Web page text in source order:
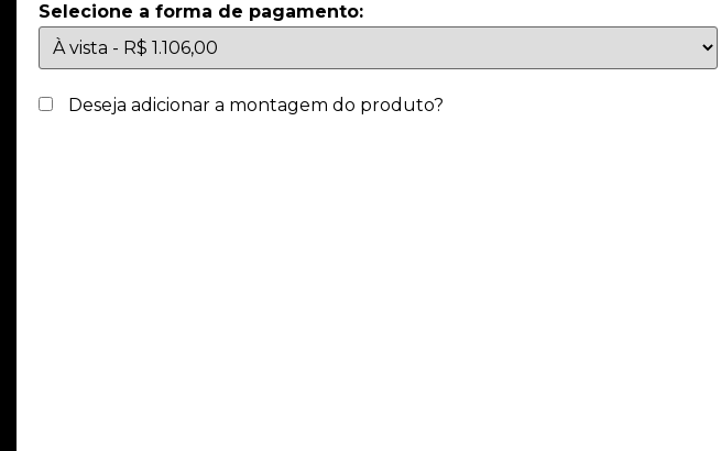
Selecione a forma de pagamento:
Deseja adicionar a montagem do produto?